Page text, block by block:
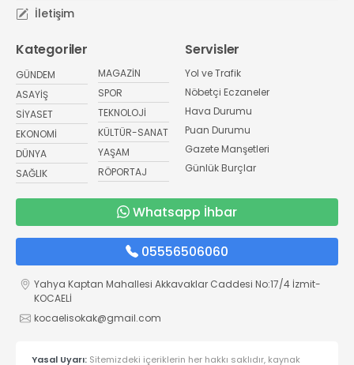
İletişim
Kategoriler
GÜNDEM
ASAYİŞ
SİYASET
EKONOMİ
DÜNYA
SAĞLIK
MAGAZİN
SPOR
TEKNOLOJİ
KÜLTÜR-SANAT
YAŞAM
RÖPORTAJ
Servisler
Yol ve Trafik
Nöbetçi Eczaneler
Hava Durumu
Puan Durumu
Gazete Manşetleri
Günlük Burçlar
Whatsapp İhbar
05556506060
Yahya Kaptan Mahallesi Akkavaklar Caddesi No:17/4 İzmit-
KOCAELİ
kocaelisokak@gmail.com
Yasal Uyarı: Sitemizdeki içeriklerin her hakkı saklıdır, kaynak